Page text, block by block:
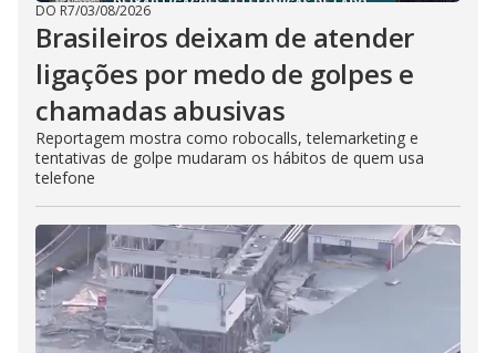
DO R7/03/08/2026
Brasileiros deixam de atender
ligações por medo de golpes e
chamadas abusivas
Reportagem mostra como robocalls, telemarketing e
tentativas de golpe mudaram os hábitos de quem usa
telefone